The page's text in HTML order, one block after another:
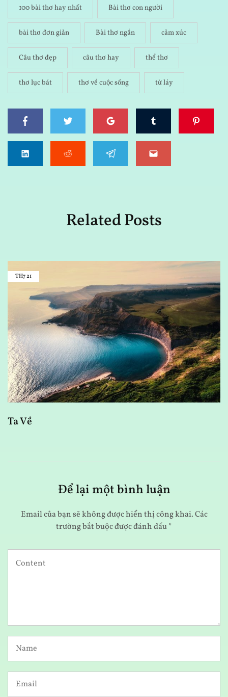
100 bài thơ hay nhất Bài thơ con người
bài thơ đơn giản Bài thơ ngắn cảm xúc
Câu thơ đẹp câu thơ hay thể thơ
thơ lục bát thơ về cuộc sống từ láy
Related Posts
TH721
Ta Về
Để lại một bình luận
Email của bạn sẽ không được hiển thị công khai.Các
trường bắt buộc được đánh dấu*